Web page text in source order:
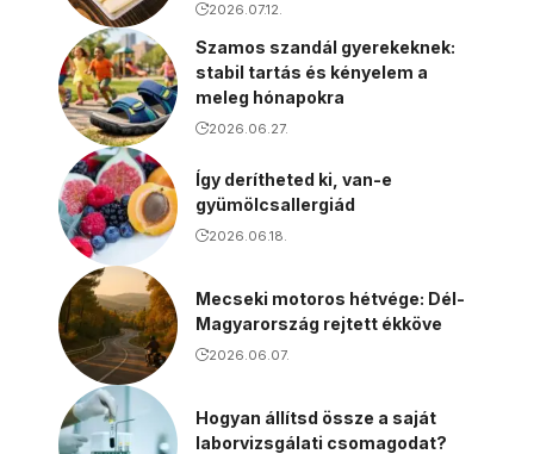
2026.07.12.
Szamos szandál gyerekeknek:
stabil tartás és kényelem a
meleg hónapokra
2026.06.27.
Így derítheted ki, van-e
gyümölcsallergiád
2026.06.18.
Mecseki motoros hétvége: Dél-
Magyarország rejtett ékköve
2026.06.07.
Hogyan állítsd össze a saját
laborvizsgálati csomagodat?